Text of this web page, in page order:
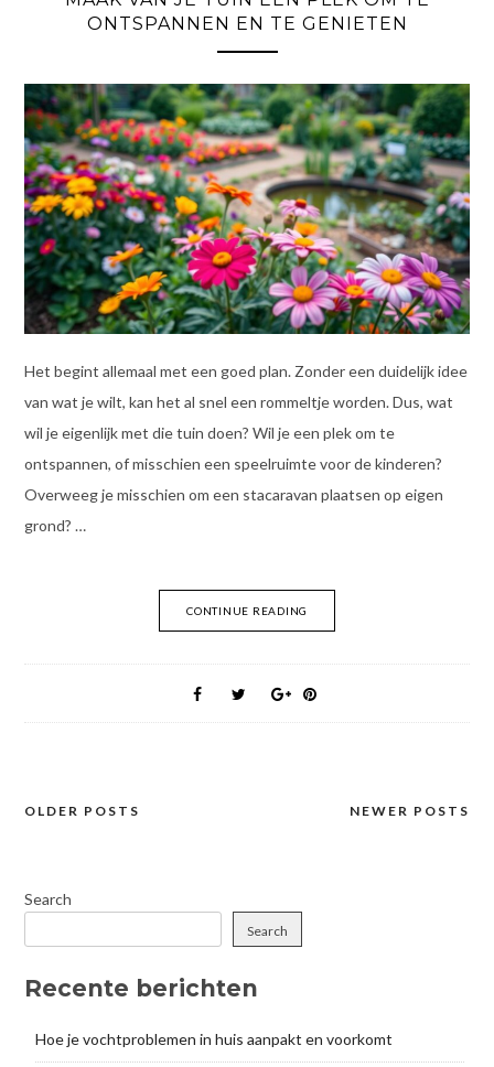
ONTSPANNEN EN TE GENIETEN
Het begint allemaal met een goed plan. Zonder een duidelijk idee
van wat je wilt, kan het al snel een rommeltje worden. Dus, wat
wil je eigenlijk met die tuin doen? Wil je een plek om te
ontspannen, of misschien een speelruimte voor de kinderen?
Overweeg je misschien om een stacaravan plaatsen op eigen
grond? …
CONTINUE READING
Posts
OLDER POSTS NEWER POSTS
Search
Search
Recente berichten
Hoe je vochtproblemen in huis aanpakt en voorkomt